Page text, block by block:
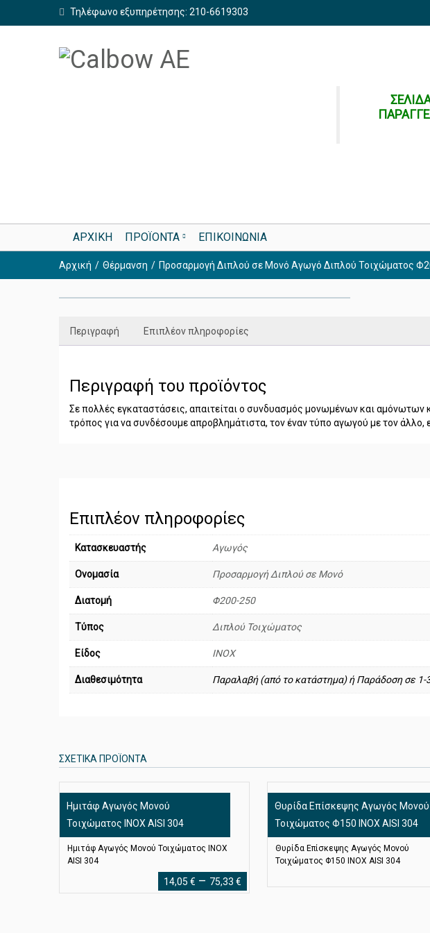
Τηλέφωνο εξυπηρέτησης: 210-6619303
ΑΡΧΙΚΗ ΠΡΟΪΟΝΤΑ ΕΠΙΚΟΙΝΩΝΙΑ
Αρχική Θέρμανση Προσαρμογή Διπλού σε Μονό Αγωγό Διπλού Τοιχώματος
Περιγραφή Επιπλέον πληροφορίες
Περιγραφή του προϊόντος
Σε πολλές εγκαταστάσεις, απαιτείται ο συνδυασμός μονωμένων και
τρόπος για να συνδέσουμε απροβλημάτιστα, τον έναν τύπο αγωγού με τον άλλο,
Επιπλέον πληροφορίες
Κατασκευαστής Αγωγός
Ονομασία Προσαρμογή Διπλού σε Μονό
Διατομή Φ200-250
Τύπος Διπλού Τοιχώματος
Είδος ΙΝΟΧ
Διαθεσιμότητα Παραλαβή (από το κατάστημα) ή Παράδοση σε 1-
ΣΧΕΤΙΚΆ ΠΡΟΪΌΝΤΑ
Ημιτάφ Αγωγός Μονού
Τοιχώματος ΙΝΟΧ AISI 304
Ημιτάφ Αγωγός Μονού Τοιχώματος ΙΝΟΧ
AISI 304
14,05 € – 75,33 €Price
range:
Θυρίδα Επίσκεψης Αγωγός Μονού
Τοιχώματος Φ150 ΙΝΟΧ AISI 304
Θυρίδα Επίσκεψης Αγωγός Μονού
Τοιχώματος Φ150 ΙΝΟΧ AISI 304